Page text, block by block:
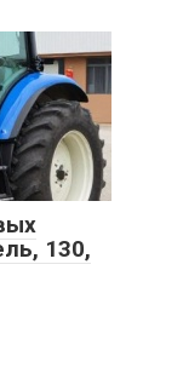
130,